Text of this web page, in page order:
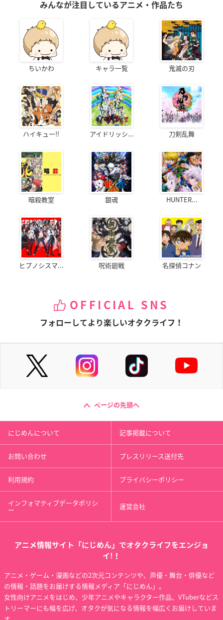
みんなが注目しているアニメ・作品たち
ちいかわ キャラ一覧 鬼滅の刃
ハイキュー!! アイドリッシ... 刀剣乱舞
暗殺教室 銀魂 HUNTER...
ヒプノシスマ... 呪術廻戦 名探偵コナン
OFFICIAL SNS
フォローしてより楽しいオタクライフ！
ページの先頭へ
にじめんについて 記事掲載について
お問い合わせ プレスリリース送付先
利用規約 プライバシーポリシー
インフォマティブデータポリシ
ー 運営会社
アニメ情報サイト「にじめん」でオタクライフをエンジョ
イ!！
アニメ・ゲーム・漫画などの2次元コンテンツや、声優・舞台・俳優など
の情報・話題をお届けする情報メディア「にじめん」。
女性向けアニメをはじめ、少年アニメやキャラクター作品、VTuberなどス
トリーマーにも幅を広げ、オタクが気になる情報を幅広くお届けしていま